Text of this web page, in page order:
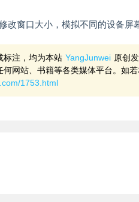
改窗口大小，模拟不同的设备屏
标注，均为本站 YangJunwei 原创
网站、书籍等各类媒体平台。如
1753.html